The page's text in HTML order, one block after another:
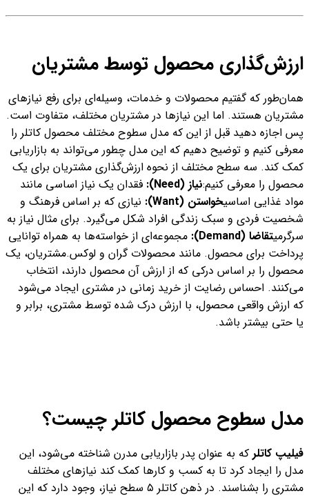
ارزش‌گذاری محصول توسط مشتریان
همان‌طور که گفتیم محصولات و خدمات، وسیله‌ای برای رفع نیازهای
مشتریان هستند. اما این نیازها در مشتریان مختلف، متفاوت است.
پس اجازه دهید قبل از این که مدل سطوح مختلف محصول کاتلر را
معرفی کنیم و توضیح دهیم که این مدل چطور می‌تواند به بازاریابی
کمک کند. سه سطح مختلف از نحوه ارزش‌گذاری مشتریان برای یک
محصول را معرفی کنیم:نیاز (Need):
فقدان یک نیاز اساسی مانند
مواد غذایی اساسیخواستن (Want):
نیازی که بر اساس فرهنگ و
شخصیت فردی و سبک زندگی افراد شکل می‌گیرد. برای مثال نیاز به
سرگرمیتقاضا (Demand):
مجموعه‌ای از خواسته‌ها به همراه توانایی
پرداخت برای محصول. مانند محصولات گران و لوکس.مشتریان، یک
محصول را بر اساس درکی که از ارزش آن محصول دارند، انتخاب
می‌کنند. احساس رضایت از خرید زمانی در مشتری ایجاد می‌شود
که ارزش واقعی محصول، با ارزش درک شده توسط مشتری، برابر و
یا حتی بیشتر باشد.
مدل سطوح محصول کاتلر چیست؟
فیلیپ کاتلر که به عنوان پدر بازاریابی مدرن شناخته می‌شود، این
مدل را ایجاد کرد تا به کسب و کارها کمک کند نیازهای مختلف
مشتری را بشناسند. در ذهن کاتلر ٥ سطح نیاز، وجود دارد که این